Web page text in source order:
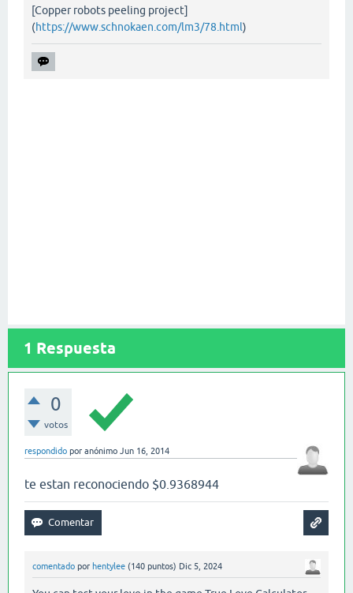
[Copper robots peeling project]
(https://www.schnokaen.com/lm3/78.html)
1 Respuesta
0
votos
respondido por anónimo Jun 16, 2014
te estan reconociendo $0.9368944
comentado por hentylee (140 puntos) Dic 5, 2024